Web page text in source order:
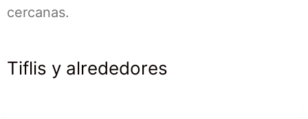
cercanas.
Tiflis y alrededores